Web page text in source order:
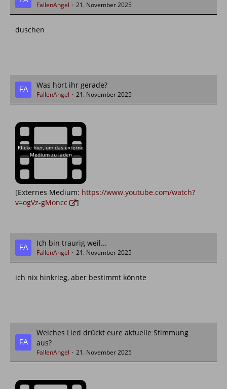
FallenAngel 21. November 2025
duschen
Was hört ihr gerade?
FallenAngel 21. November 2025
[Externes Medium: https://www.youtube.com/watch?
v=ogVz-gMoncc
]
Ich bin traurig weil...
FallenAngel 21. November 2025
ich nix hinkrieg, aber bestimmt könnte
Welches Lied drückt eure aktuelle Stimmung
aus?
FallenAngel 21. November 2025